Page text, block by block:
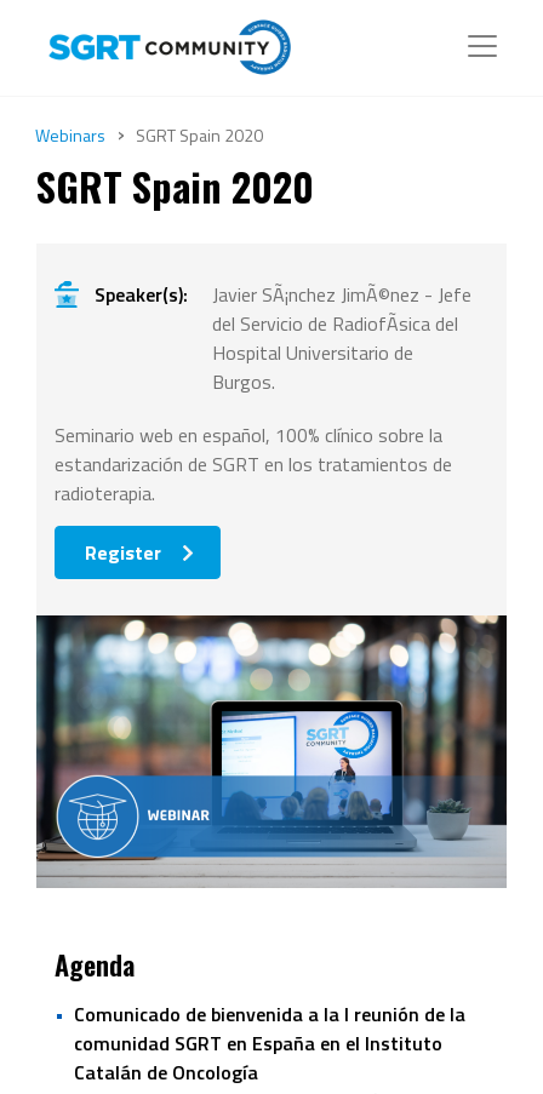
Webinars › SGRT Spain 2020
SGRT Spain 2020
Speaker(s):
Javier SÃ¡nchez JimÃ©nez - Jefe
del Servicio de RadiofÃ­sica del
Hospital Universitario de
Burgos.
Seminario web en español, 100% clínico sobre la
estandarización de SGRT en los tratamientos de
radioterapia.
Register
Agenda
Comunicado de bienvenida a la I reunión de la
comunidad SGRT en España en el Instituto
Catalán de Oncología